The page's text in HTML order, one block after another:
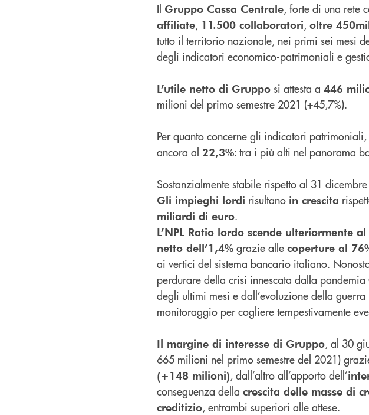
Il Gruppo Cassa Centrale, forte di una rete
affiliate, 11.500 collaboratori, oltre
tutto il territorio nazionale, nei primi sei mesi
degli indicatori economico-patrimoniali e
L’utile netto di Gruppo si attesta a 446
milioni del primo semestre 2021 (+45,7%).
Per quanto concerne gli indicatori
ancora al 22,3%: tra i più alti nel panorama
Sostanzialmente stabile rispetto al 31
Gli impieghi lordi risultano in crescita
miliardi di euro.
L’NPL Ratio lordo scende ulteriormente al
netto dell’1,4% grazie alle coperture al
ai vertici del sistema bancario italiano.
perdurare della crisi innescata dalla
degli ultimi mesi e dall’evoluzione della
monitoraggio per cogliere tempestivamente
Il margine di interesse di Gruppo, al 30
665 milioni nel primo semestre del 2021)
(+148 milioni), dall’altro all’apporto dell’
conseguenza della crescita delle masse di
creditizio, entrambi superiori alle attese.